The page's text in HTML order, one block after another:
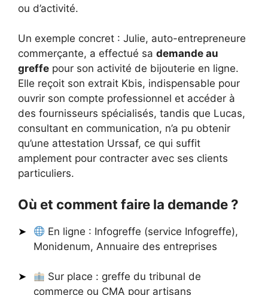
ou d’activité.
Un exemple concret : Julie, auto-entrepreneure
commerçante, a effectué sa demande au
greffe pour son activité de bijouterie en ligne.
Elle reçoit son extrait Kbis, indispensable pour
ouvrir son compte professionnel et accéder à
des fournisseurs spécialisés, tandis que Lucas,
consultant en communication, n’a pu obtenir
qu’une attestation Urssaf, ce qui suffit
amplement pour contracter avec ses clients
particuliers.
Où et comment faire la demande ?
En ligne : Infogreffe (service Infogreffe),
Monidenum, Annuaire des entreprises
Sur place : greffe du tribunal de
commerce ou CMA pour artisans